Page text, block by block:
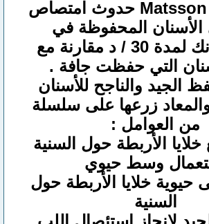
لقد استنتج Matsson حدوث امتصاص
الأسنان المحفوظة في
محلول هانك لمدة 30 / د مقارنة مع
التي حفظت جافة .
الجيد والناجح للأسنان
زرعها على سلسلة
من العوامل :
خلايا الأربطة حول السنية
وسط حيوي
حيوية خلايا الأربطة حول
السنية